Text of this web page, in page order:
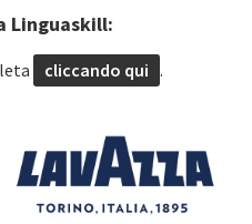
Linguaskill:
cliccando qui .